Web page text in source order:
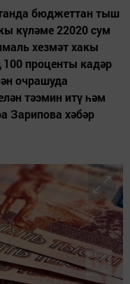
бюджеттан тыш
күләме 22020 сум
хезмәт хакы
проценты кадәр
очрашуда
тәэмин итү һәм
Зарипова хәбәр